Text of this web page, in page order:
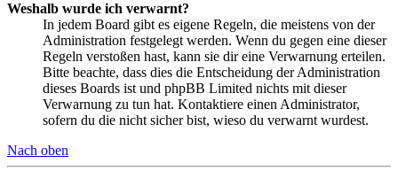
Weshalb wurde ich verwarnt?
In jedem Board gibt es eigene Regeln, die meistens von der
Administration festgelegt werden. Wenn du gegen eine dieser
Regeln verstoßen hast, kann sie dir eine Verwarnung erteilen.
Bitte beachte, dass dies die Entscheidung der Administration
dieses Boards ist und phpBB Limited nichts mit dieser
Verwarnung zu tun hat. Kontaktiere einen Administrator,
sofern du die nicht sicher bist, wieso du verwarnt wurdest.
Nach oben